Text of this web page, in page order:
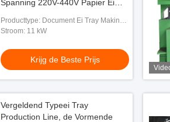
Spanning 220V-440V Papier Ei
Producttype: Document Ei Tray Making
Machine
Stroom: 11 kW
Krijg de Beste Prijs
Vergeldend Typeei Tray
Production Line, de Vormende